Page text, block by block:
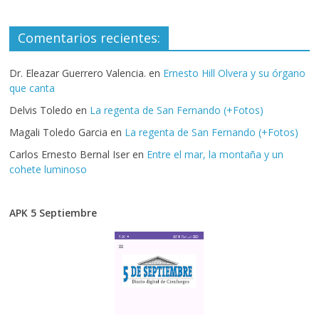
Comentarios recientes:
Dr. Eleazar Guerrero Valencia. en Ernesto Hill Olvera y su órgano
que canta
Delvis Toledo en La regenta de San Fernando (+Fotos)
Magali Toledo Garcia en La regenta de San Fernando (+Fotos)
Carlos Ernesto Bernal Iser en Entre el mar, la montaña y un
cohete luminoso
APK 5 Septiembre